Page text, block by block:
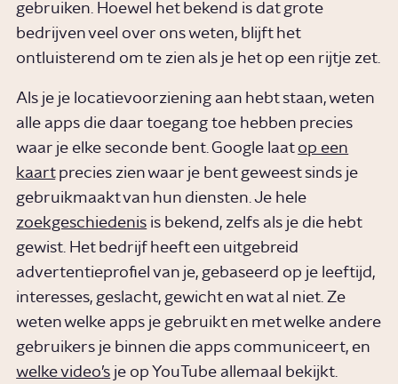
gebruiken. Hoewel het bekend is dat grote
bedrijven veel over ons weten, blijft het
ontluisterend om te zien als je het op een rijtje zet.
Als je je locatievoorziening aan hebt staan, weten
alle apps die daar toegang toe hebben precies
waar je elke seconde bent. Google laat op een
kaartprecies zien waar je bent geweest sinds je
gebruikmaakt van hun diensten. Je hele
zoekgeschiedenis is bekend, zelfs als je die hebt
gewist. Het bedrijf heeft een uitgebreid
advertentieprofiel van je, gebaseerd op je leeftijd,
interesses, geslacht, gewicht en wat al niet. Ze
weten welke apps je gebruikt en met welke andere
gebruikers je binnen die apps communiceert, en
welke video’s je op YouTube allemaal bekijkt.